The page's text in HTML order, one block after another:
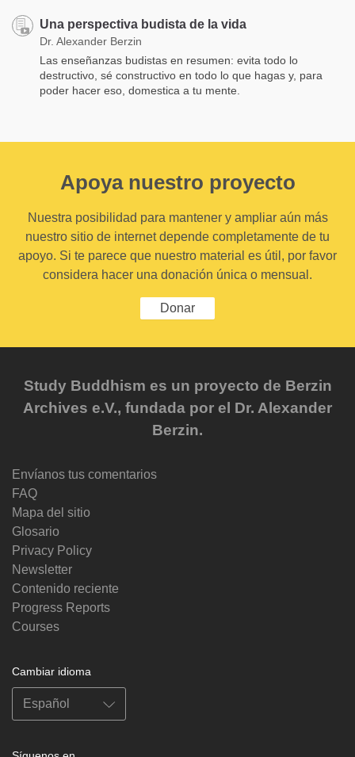
Una perspectiva budista de la vida
Dr. Alexander Berzin
Las enseñanzas budistas en resumen: evita todo lo
destructivo, sé constructivo en todo lo que hagas y, para
poder hacer eso, domestica a tu mente.
Apoya nuestro proyecto
Nuestra posibilidad para mantener y ampliar aún más
nuestro sitio de internet depende completamente de tu
apoyo. Si te parece que nuestro material es útil, por favor
considera hacer una donación única o mensual.
Donar
Study Buddhism es un proyecto de Berzin
Archives e.V., fundada por el Dr. Alexander
Berzin.
Envíanos tus comentarios
FAQ
Mapa del sitio
Glosario
Privacy Policy
Newsletter
Contenido reciente
Progress Reports
Courses
Cambiar idioma